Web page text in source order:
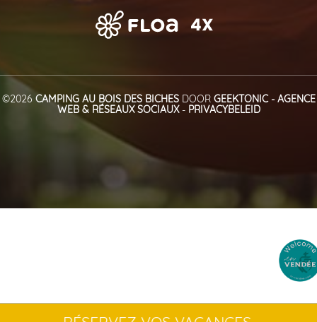
©2026 CAMPING AU BOIS DES BICHESDOOR GEEKTONIC - AGENCE
WEB & RÉSEAUX SOCIAUX- PRIVACYBELEID